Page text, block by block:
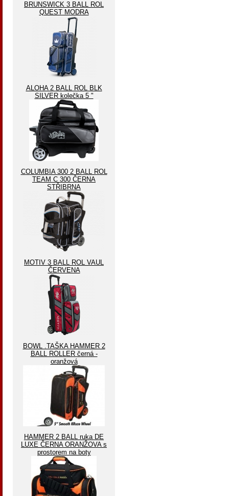
BRUNSWICK 3 BALL ROL
QUEST MODRA
ALOHA 2 BALL ROL BLK
SILVER kolečka 5 "
COLUMBIA 300 2 BALL ROL
TEAM C 300 ČERNA
STŘIBRNA
MOTIV 3 BALL ROL VAUL
ČERVENA
BOWL .TAŠKA HAMMER 2
BALL ROLLER černá -
oranžová
HAMMER 2 BALL ruka DE
LUXE ČERNA ORANŽOVA s
prostorem na boty